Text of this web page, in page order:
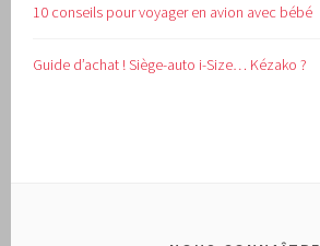
10 conseils pour voyager en avion avec bébé
Guide d’achat !Siège-auto i-Size… Kézako ?